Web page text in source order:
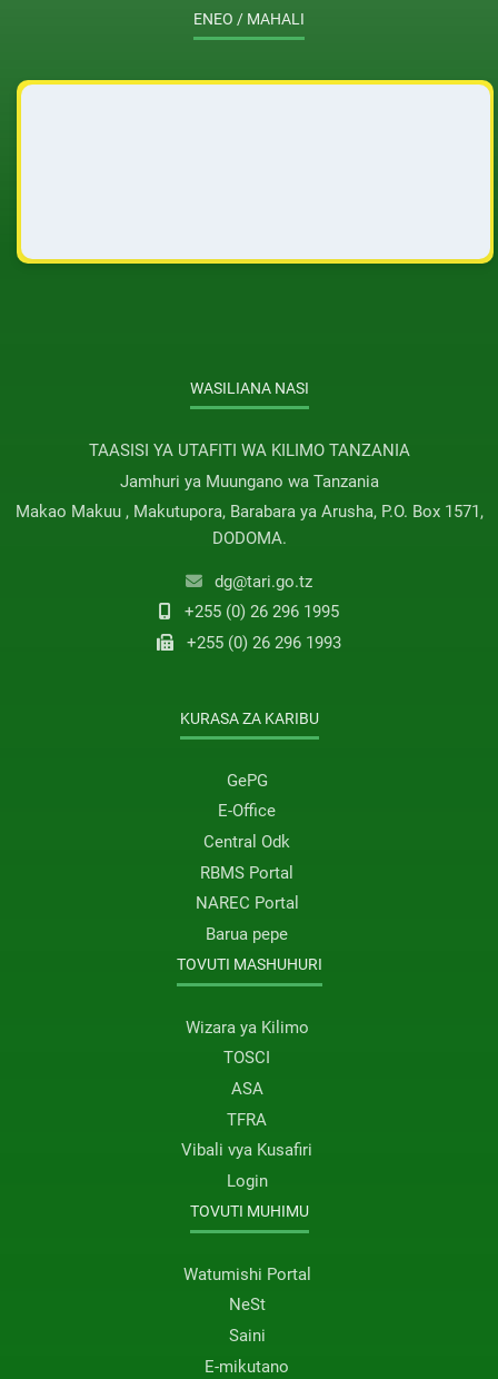
ENEO / MAHALI
WASILIANA NASI
TAASISI YA UTAFITI WA KILIMO TANZANIA
Jamhuri ya Muungano wa Tanzania
Makao Makuu , Makutupora, Barabara ya Arusha, P.O. Box 1571,
DODOMA.
dg@tari.go.tz
+255 (0) 26 296 1995
+255 (0) 26 296 1993
KURASA ZA KARIBU
GePG
E-Office
Central Odk
RBMS Portal
NAREC Portal
Barua pepe
TOVUTI MASHUHURI
Wizara ya Kilimo
TOSCI
ASA
TFRA
Vibali vya Kusafiri
Login
TOVUTI MUHIMU
Watumishi Portal
NeSt
Saini
E-mikutano